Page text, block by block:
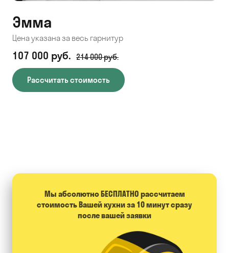
Эмма
Цена указана за весь гарнитур
107 000 руб. 214 000 руб.
Рассчитать стоимость
Мы абсолютно БЕСПЛАТНО расcчитаем
стоимость Вашей кухни за 10 минут сразу
после вашей заявки